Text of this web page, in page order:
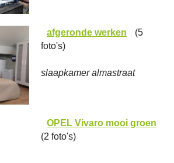
afgeronde werken
(5
foto's)
slaapkamer almastraat
OPEL Vivaro mooi groen
(2 foto's)